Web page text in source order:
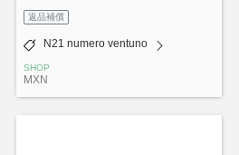
返品補償
N21 numero ventuno
SHOP
MXN